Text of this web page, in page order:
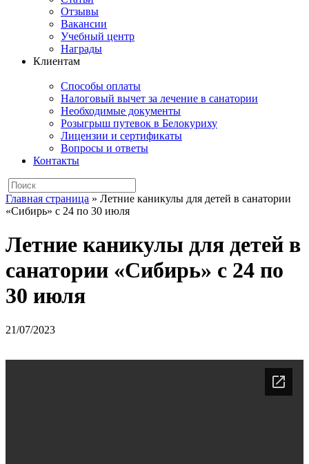
Отзывы
Вакансии
Учебный центр
Награды
Клиентам
Способы оплаты
Налоговый вычет за лечение в санатории
Необходимые документы
Розыгрыш путевок в Белокуриху
Лицензии и сертификаты
Вопросы и ответы
Контакты
Главная страница » Летние каникулы для детей в санатории
«Сибирь» с 24 по 30 июля
Летние каникулы для детей в
санатории «Сибирь» с 24 по
30 июля
21/07/2023